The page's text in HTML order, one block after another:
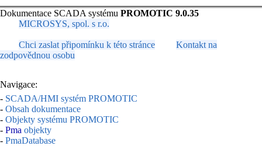
Dokumentace SCADA systému PROMOTIC 9.0.35
MICROSYS, spol. s r.o.
Chci zaslat připomínku k této stránce
Kontakt na
zodpovědnou osobu
Navigace:
- SCADA/HMI systém PROMOTIC
- Obsah dokumentace
- Objekty systému PROMOTIC
- Pma objekty
- PmaDatabase